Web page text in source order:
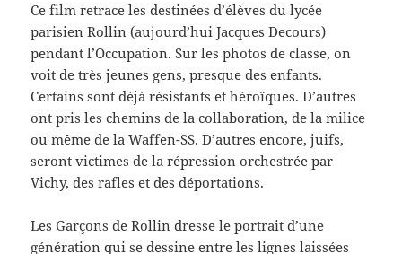
Ce film retrace les destinées d’élèves du lycée
parisien Rollin (aujourd’hui Jacques Decours)
pendant l’Occupation. Sur les photos de classe, on
voit de très jeunes gens, presque des enfants.
Certains sont déjà résistants et héroïques. D’autres
ont pris les chemins de la collaboration, de la milice
ou même de la Waffen-SS. D’autres encore, juifs,
seront victimes de la répression orchestrée par
Vichy, des rafles et des déportations.
Les Garçons de Rollin dresse le portrait d’une
génération qui se dessine entre les lignes laissées